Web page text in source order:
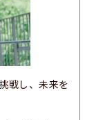
戦し、未来を